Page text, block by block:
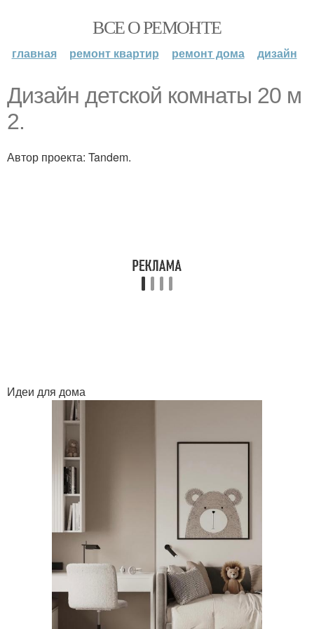
ВСЕ О РЕМОНТЕ
главная ремонт квартир ремонт дома дизайн
Дизайн детской комнаты 20 м
2.
Автор проекта: Tandem.
Идеи для дома